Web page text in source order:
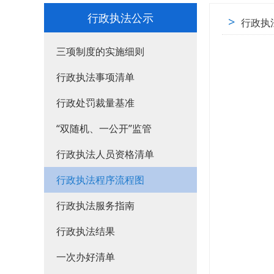
行政执法公示
三项制度的实施细则
行政执法事项清单
行政处罚裁量基准
“双随机、一公开”监管
行政执法人员资格清单
行政执法程序流程图
行政执法服务指南
行政执法结果
一次办好清单
> 行政执